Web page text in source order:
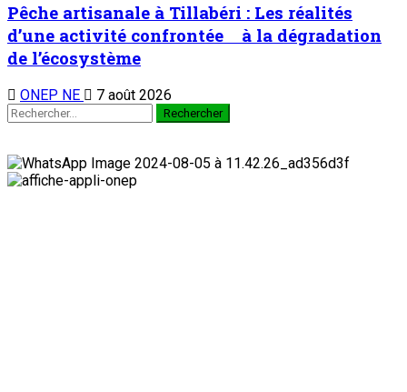
Pêche artisanale à Tillabéri : Les réalités
d’une activité confrontée à la dégradation
de l’écosystème
ONEP NE 7 août 2026